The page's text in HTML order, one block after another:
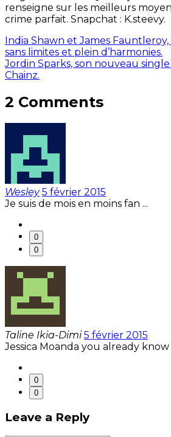
renseigne sur les meilleurs
crime parfait. Snapchat : K.steevy.
India Shawn et James
sans limites et plein d’harmonies.
Jordin Sparks, son nouveau
Chainz.
2 Comments
Wesley 5 février 2015
Je suis de mois en moins fan ...
0
0
Taline Ikia-Dimi 5 février 2015
Jessica Moanda you already know
0
0
Leave a Reply